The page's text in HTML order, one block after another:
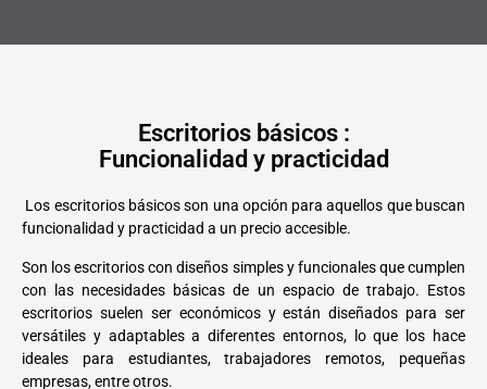
Escritorios básicos :
Funcionalidad y practicidad
Los escritorios básicos son una opción para aquellos que buscan
funcionalidad y practicidad a un precio accesible.
Son los escritorios con diseños simples y funcionales que cumplen
con las necesidades básicas de un espacio de trabajo. Estos
escritorios suelen ser económicos y están diseñados para ser
versátiles y adaptables a diferentes entornos, lo que los hace
ideales para estudiantes, trabajadores remotos, pequeñas
empresas, entre otros.